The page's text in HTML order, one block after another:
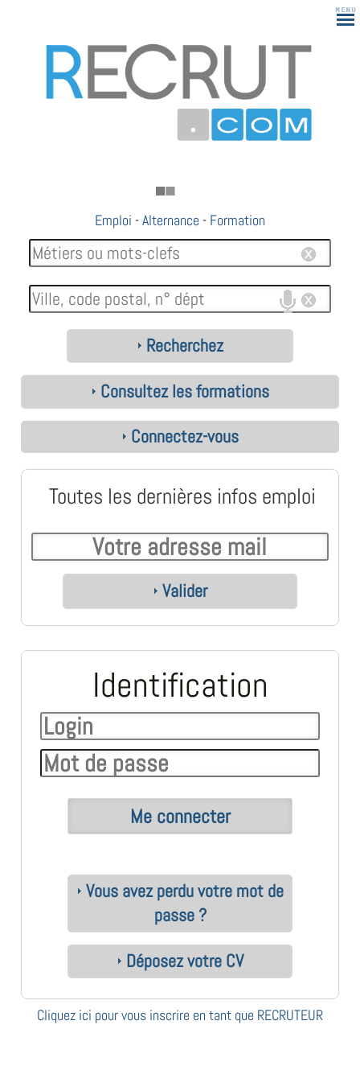
Emploi -Alternance - Formation
Recherchez
Consultez les formations
Connectez-vous
Toutes les dernières infos emploi
Valider
Identification
Vous avez perdu votre mot de
passe ?
Déposez votre CV
Cliquez ici pour vous inscrire en tant que RECRUTEUR